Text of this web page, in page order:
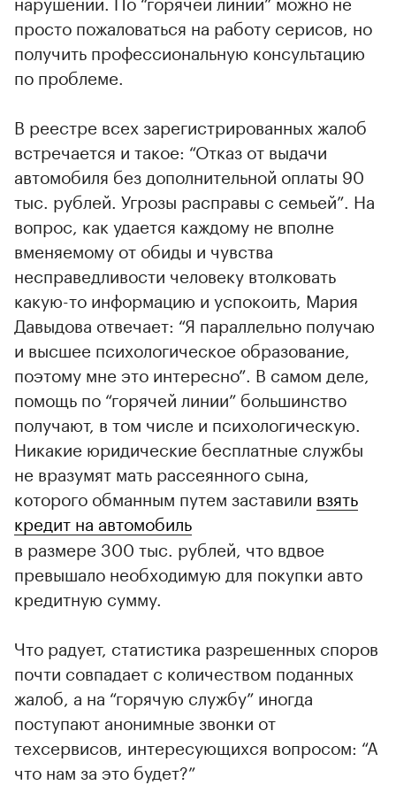
просто пожаловаться на работу серисов, но
получить профессиональную консультацию
по проблеме.
В реестре всех зарегистрированных жалоб
встречается и такое: “Отказ от выдачи
автомобиля без дополнительной оплаты 90
тыс. рублей. Угрозы расправы с семьей”. На
вопрос, как удается каждому не вполне
вменяемому от обиды и чувства
несправедливости человеку втолковать
какую-то информацию и успокоить, Мария
Давыдова отвечает: “Я параллельно получаю
и высшее психологическое образование,
поэтому мне это интересно”. В самом деле,
помощь по “горячей линии” большинство
получают, в том числе и психологическую.
Никакие юридические бесплатные службы
не вразумят мать рассеянного сына,
которого обманным путем заставили взять
кредит на автомобиль
00:00 / 00:00
в размере 300 тыс. рублей, что вдвое
превышало необходимую для покупки авто
кредитную сумму.
Что радует, статистика разрешенных споров
почти совпадает с количеством поданных
жалоб, а на “горячую службу” иногда
поступают анонимные звонки от
техсервисов, интересующихся вопросом: “А
что нам за это будет?”